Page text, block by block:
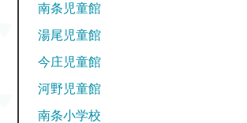
南条児童館
湯尾児童館
今庄児童館
河野児童館
南条小学校